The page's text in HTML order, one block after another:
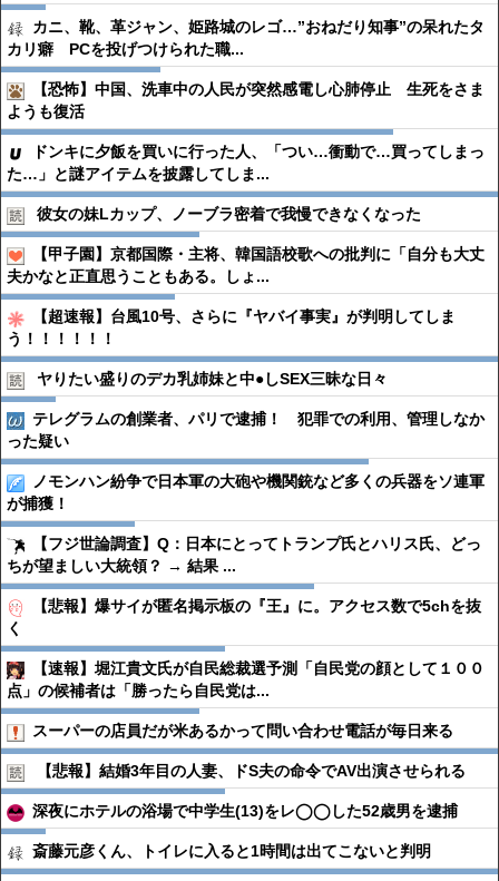
カニ、靴、革ジャン、姫路城のレゴ…”おねだり知事”の呆れたタ
カリ癖 PCを投げつけられた職...
【恐怖】中国、洗車中の人民が突然感電し心肺停止 生死をさま
ようも復活
ドンキに夕飯を買いに行った人、「つい…衝動で…買ってしまっ
た…」と謎アイテムを披露してしま...
彼女の妹Lカップ、ノーブラ密着で我慢できなくなった
【甲子園】京都国際・主将、韓国語校歌への批判に「自分も大丈
夫かなと正直思うこともある。しょ...
【超速報】台風10号、さらに『ヤバイ事実』が判明してしま
う！！！！！！
ヤりたい盛りのデカ乳姉妹と中●︎しSEX三昧な日々
テレグラムの創業者、パリで逮捕！ 犯罪での利用、管理しなか
った疑い
ノモンハン紛争で日本軍の大砲や機関銃など多くの兵器をソ連軍
が捕獲！
【フジ世論調査】Q：日本にとってトランプ氏とハリス氏、どっ
ちが望ましい大統領？ → 結果 ...
【悲報】爆サイが匿名掲示板の『王』に。アクセス数で5chを抜
く
【速報】堀江貴文氏が自民総裁選予測「自民党の顔として１００
点」の候補者は「勝ったら自民党は...
スーパーの店員だが米あるかって問い合わせ電話が毎日来る
【悲報】結婚3年目の人妻、ドS夫の命令でAV出演させられる
深夜にホテルの浴場で中学生(13)をレ◯◯した52歳男を逮捕
斎藤元彦くん、トイレに入ると1時間は出てこないと判明